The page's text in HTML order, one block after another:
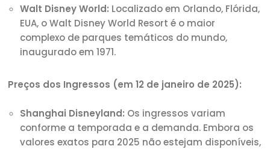
Walt Disney World: Localizado em Orlando, Flórida,
EUA, o Walt Disney World Resort é o maior
complexo de parques temáticos do mundo,
inaugurado em 1971.
Preços dos Ingressos (em 12 de janeiro de 2025):
Shanghai Disneyland: Os ingressos variam
conforme a temporada e a demanda. Embora os
valores exatos para 2025 não estejam disponíveis,